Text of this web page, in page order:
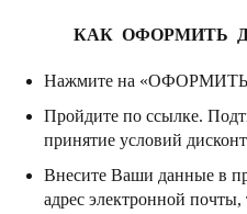
КАК ОФОРМИТЬ
Нажмите на
Пройдите по ссылке.
принятие условий
Внесите Ваши данные в
адрес электронной